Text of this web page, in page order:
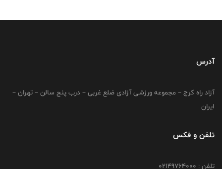
آدرس
آزاد راه کرج – مجموعه ورزشی آزادی ضلع غربی – درب پنج سالن – تهران –
ایران
تلفن و فکس
تلفن : 02149764000